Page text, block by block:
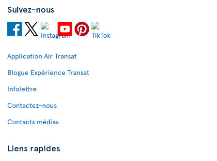
Suivez-nous
Application Air Transat
Blogue Expérience Transat
Infolettre
Contactez-nous
Contacts médias
Liens rapides